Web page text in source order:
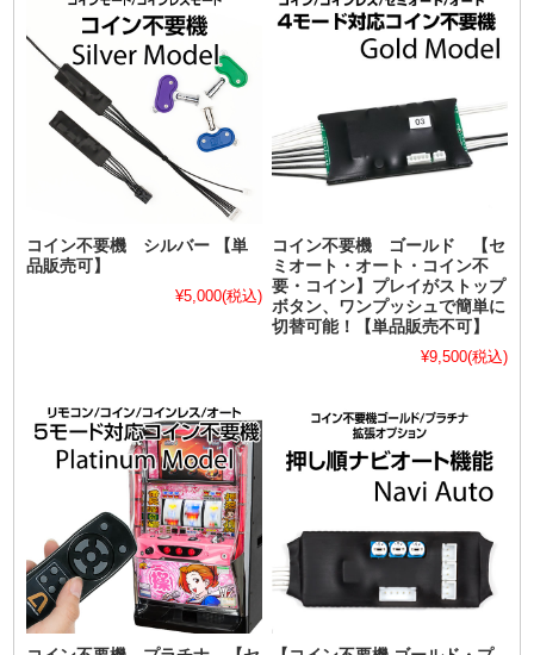
コイン不要機 シルバー 【単
品販売可】
¥5,000(税込)
コイン不要機 ゴールド 【セ
ミオート・オート・コイン不
要・コイン】プレイがストップ
ボタン、ワンプッシュで簡単に
切替可能！【単品販売不可】
¥9,500(税込)